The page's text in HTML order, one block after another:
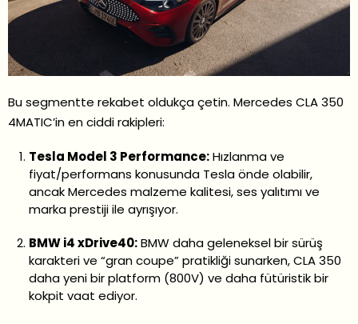
Bu segmentte rekabet oldukça çetin. Mercedes CLA 350
4MATIC’in en ciddi rakipleri:
Tesla Model 3 Performance:Hızlanma ve
fiyat/performans konusunda Tesla önde olabilir,
ancak Mercedes malzeme kalitesi, ses yalıtımı ve
marka prestiji ile ayrışıyor.
BMW i4 xDrive40:BMW daha geleneksel bir sürüş
karakteri ve “gran coupe” pratikliği sunarken, CLA 350
daha yeni bir platform (800V) ve daha fütüristik bir
kokpit vaat ediyor.